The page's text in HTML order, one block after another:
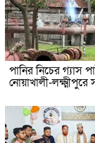
পানির নিচের গ্যাস
নোয়াখালী-লক্ষ্মীপুরে